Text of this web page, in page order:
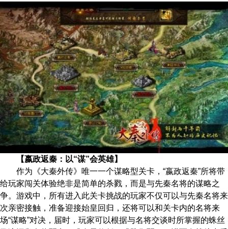
【嬴政返秦：以“谋”会英雄】
作为《大秦外传》唯一一个谋略型关卡，“嬴政返秦”所将带
给玩家闯关体验绝非是简单的杀戮，而是与先秦名将的谋略之
争。游戏中，所有进入此关卡挑战的玩家不仅可以与先秦名将来
次亲密接触，准备迎接始皇回归，还将可以和关卡内的名将来
场“谋略”对决，届时，玩家可以根据与名将交谈时所掌握的蛛丝